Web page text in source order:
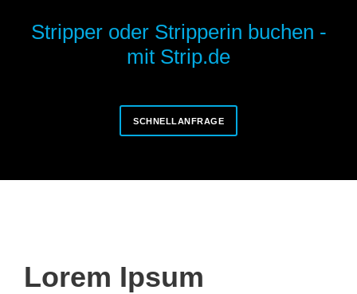
Stripper oder Stripperin buchen -
mit Strip.de
SCHNELLANFRAGE
Lorem Ipsum